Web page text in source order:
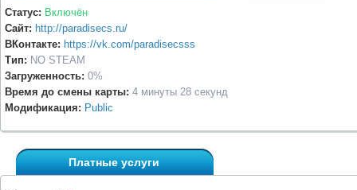
Статус: Включён
Сайт: http://paradisecs.ru/
ВКонтакте: https://vk.com/paradisecsss
Тип: NO STEAM
Загруженность: 0%
Время до смены карты: 4 минуты 28 секунд
Модификация: Public
Платные услуги